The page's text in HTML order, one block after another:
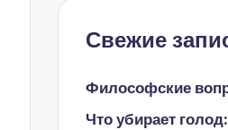
Свежие
Философские
Что убирает